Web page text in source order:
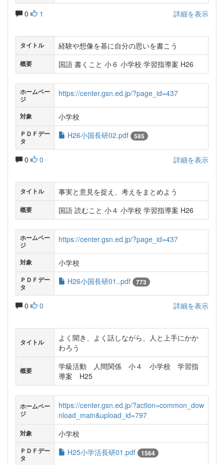
0 1 詳細を表示
タイトル 経験や想像を基に自分の思いを書こう
概要 国語 書くこと 小６ 小学校 学習指導案 H26
ホームペー
ジ
https://center.gsn.ed.jp/?page_id=437
対象 小学校
ＰＤＦデー
タ
H26小国長研02.pdf 585
0 0 詳細を表示
タイトル 事実と意見を捉え、考えをまとめよう
概要 国語 読むこと 小４ 小学校 学習指導案 H26
ホームペー
ジ
https://center.gsn.ed.jp/?page_id=437
対象 小学校
ＰＤＦデー
タ
H26小国長研01..pdf 773
0 0 詳細を表示
タイトル
よく聞き、よく話しながら、人と上手にかか
わろう
概要
学級活動 人間関係 小４ 小学校 学習指
導案 H25
ホームペー
ジ
https://center.gsn.ed.jp/?action=common_dow
nload_main&upload_id=797
対象 小学校
ＰＤＦデー
タ
H25小学活長研01.pdf 1564